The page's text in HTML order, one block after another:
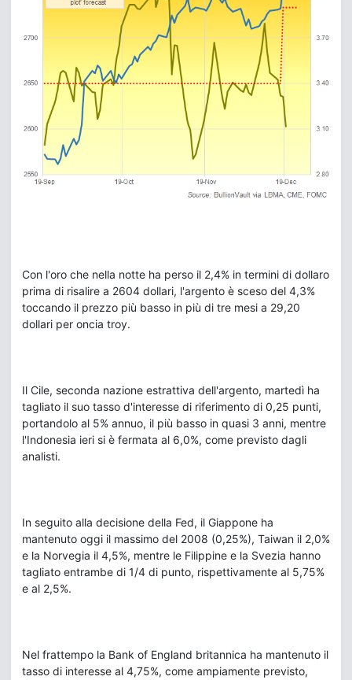
Con l'oro che nella notte ha perso il 2,4% in termini di dollaro
prima di risalire a 2604 dollari, l'argento è sceso del 4,3%
toccando il prezzo più basso in più di tre mesi a 29,20
dollari per oncia troy.
Il Cile, seconda nazione estrattiva dell'argento, martedì ha
tagliato il suo tasso d'interesse di riferimento di 0,25 punti,
portandolo al 5% annuo, il più basso in quasi 3 anni, mentre
l'Indonesia ieri si è fermata al 6,0%, come previsto dagli
analisti.
In seguito alla decisione della Fed, il Giappone ha
mantenuto oggi il massimo del 2008 (0,25%), Taiwan il 2,0%
e la Norvegia il 4,5%, mentre le Filippine e la Svezia hanno
tagliato entrambe di 1/4 di punto, rispettivamente al 5,75%
e al 2,5%.
Nel frattempo la Bank of England britannica ha mantenuto il
tasso di interesse al 4,75%, come ampiamente previsto,